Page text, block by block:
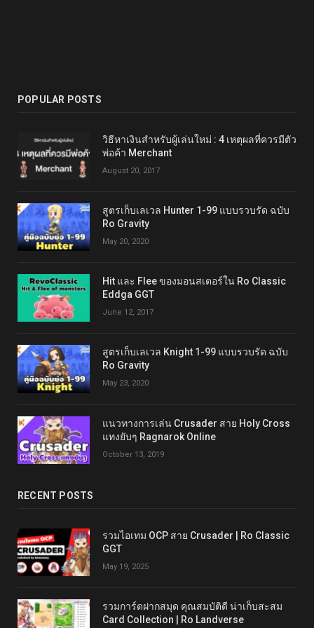
POPULAR POSTS
วิธีหาเงินสำหรับผู้เล่นใหม่ : 4 เหตุผลที่ควรมีตัว
พ่อค้า Merchant
August 20, 2017
สูตรเก็บเลเวล Hunter 1-99 แบบรวบรัด ฉบับ
Ro Gravity
May 20, 2020
Hit และ Flee ของมอนสเตอร์ใน Ro Classic
Eddga GGT
June 12, 2017
สูตรเก็บเลเวล Knight 1-99 แบบรวบรัด ฉบับ
Ro Gravity
May 23, 2020
แนวทางการเล่น Crusader สาย Holy Cross
แทงยับๆ Ragnarok Online
October 13, 2019
RECENT POSTS
รวมไอเทม OCP สาย Crusader | Ro Classic
GGT
May 19, 2025
รวมการ์ดฝากสมุด คุณสมบัติดี น่าเก็บสะสม
Card Collection | Ro Landverse